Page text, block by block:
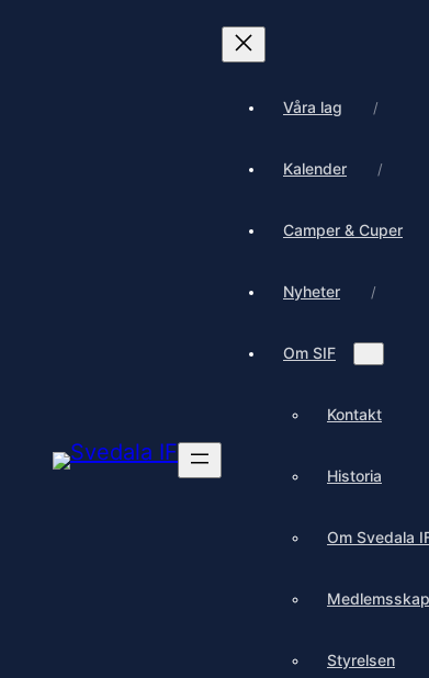
Våra lag
Kalender
Camper & Cuper
Nyheter
Om SIF
Kontakt
Historia
Om Svedala
Medlemsskap
Styrelsen